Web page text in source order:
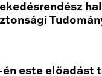
én este előadást